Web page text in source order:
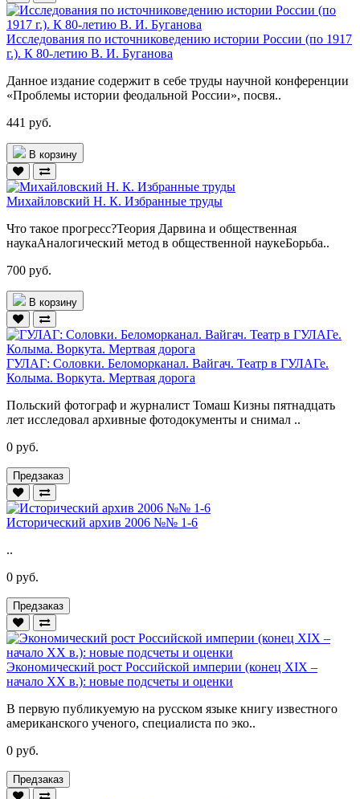
Исследования по источниковедению истории России (по 1917
г.). К 80-летию В. И. Буганова
Данное издание содержит в себе труды научной конференции
«Проблемы истории феодальной России», посвя..
441 руб.
В корзину
Михайловский Н. К. Избранные труды
Что такое прогресс?Теория Дарвина и общественная
наукаАналогический метод в общественной наукеБорьба..
700 руб.
В корзину
ГУЛАГ: Соловки. Беломорканал. Вайгач. Театр в ГУЛАГе.
Колыма. Воркута. Мертвая дорога
Польский фотограф и журналист Томаш Кизны пятнадцать
лет исследовал архивные фотодокументы и снимал ..
0 руб.
Предзаказ
Исторический архив 2006 №№ 1-6
..
0 руб.
Предзаказ
Экономический рост Российской империи (конец XIX –
начало XX в.): новые подсчеты и оценки
В первую публикуемую на русском языке книгу известного
американского ученого, специалиста по эко..
0 руб.
Предзаказ